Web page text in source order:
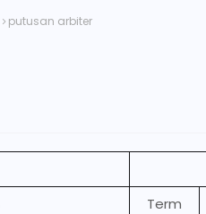
putusan arbiter
Term